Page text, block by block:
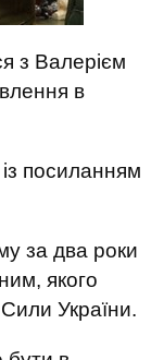
з Валерієм
в
із посиланням
за два роки
якого
України.